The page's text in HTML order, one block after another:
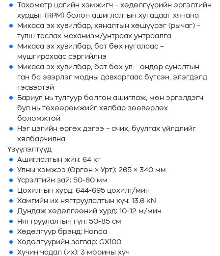
Тахометр цагийн хэмжигч – хөдөлгүүрийн эргэлтийн
хурдыг (RPM) болон ашиглалтын хугацааг хянана
Микаса эх хувилбар, хяналтын хөшүүрэг (рычаг) –
түлш таслах механизм/унтраах унтраалга
Микаса эх хувилбар, бат бөх нугалаас –
мушгирахаас сэргийлнэ
Микаса эх хувилбар, бат бөх ул – өндөр суналтын
ган ба эвэрлэг модны давхаргаас бүтсэн, элэгдэлд
тэсвэртэй
Бариул нь тулгуур болгон ашиглаж, мөн эргэлдэгч
бул нь төхөөрөмжийг хялбар зөөвөрлөх
боломжтой
Нэг цэгийн өргөх дэгээ – ачих, буулгах үйлдлийг
хялбарчилна
Үзүүлэлтүүд
Ашиглалтын жин: 64 кг
Улны хэмжээ (Өргөн × Урт): 265 × 340 мм
Үсрэлтийн зай: 50-80 мм
Цохилтын хурд: 644-695 цохилт/мин
Хамгийн их нягтруулалтын хүч: 13.6 kN
Дундаж хөдөлгөөний хурд: 10-12 м/мин
Нягтруулалтын гүн: 50-85 см
Хөдөлгүүр брэнд: Honda
Хөдөлгүүрийн загвар: GX100
Хүчин чадал (их): 3 морины хүч